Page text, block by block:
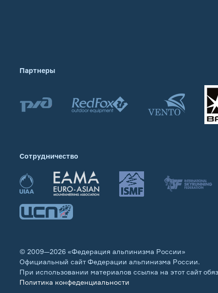
Партнеры
Сотрудничество
© 2009—2026 «Федерация альпинизма России»
Официальный сайт Федерации альпинизма России.
При использовании материалов ссылка на этот сайт
Политика конфеденциальности